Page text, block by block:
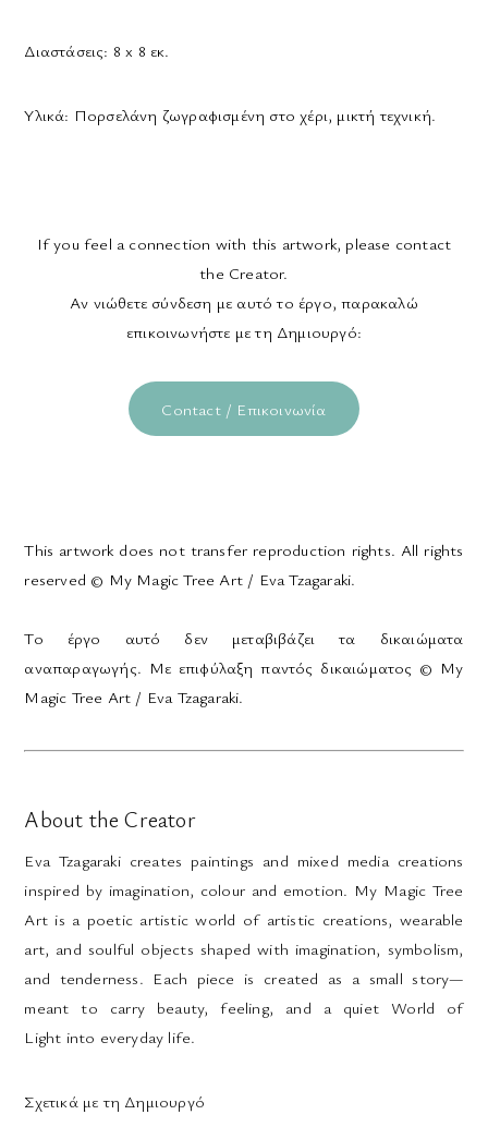
Διαστάσεις: 8 x 8 εκ.
Υλικά: Πορσελάνη ζωγραφισμένη στο χέρι, μικτή τεχνική.
If you feel a connection with this artwork, please contact
the Creator.
Αν νιώθετε σύνδεση με αυτό το έργο, παρακαλώ
επικοινωνήστε με τη Δημιουργό:
Contact / Επικοινωνία
This artwork does not transfer reproduction rights. All rights
reserved © My Magic Tree Art / Eva Tzagaraki.
Το έργο αυτό δεν μεταβιβάζει τα δικαιώματα
αναπαραγωγής. Με επιφύλαξη παντός δικαιώματος © My
Magic Tree Art / Eva Tzagaraki.
About the Creator
Eva Tzagaraki creates paintings and mixed media creations
inspired by imagination, colour and emotion. My Magic Tree
Art is a poetic artistic world of artistic creations, wearable
art, and soulful objects shaped with imagination, symbolism,
and tenderness. Each piece is created as a small story—
meant to carry beauty, feeling, and a quiet World of
Light into everyday life.
Σχετικά με τη Δημιουργό